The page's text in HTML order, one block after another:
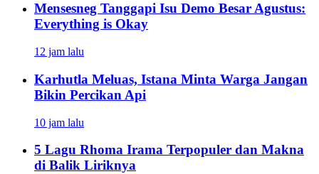
Mensesneg Tanggapi Isu Demo Besar Agustus:
Everything is Okay
12 jam lalu
Karhutla Meluas, Istana Minta Warga Jangan
Bikin Percikan Api
10 jam lalu
5 Lagu Rhoma Irama Terpopuler dan Makna
di Balik Liriknya